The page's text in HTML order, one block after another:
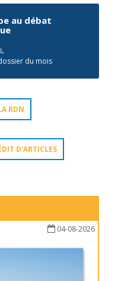
au débat
du mois
RDN
D'ARTICLES
04-08-2026